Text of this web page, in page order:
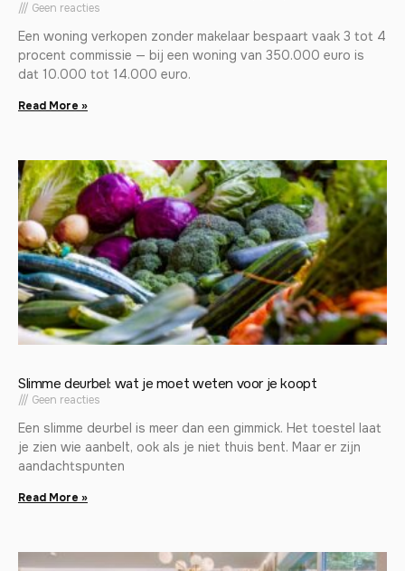
Geen reacties
Een woning verkopen zonder makelaar bespaart vaak 3 tot 4
procent commissie — bij een woning van 350.000 euro is
dat 10.000 tot 14.000 euro.
Read More »
Slimme deurbel: wat je moet weten voor je koopt
Geen reacties
Een slimme deurbel is meer dan een gimmick. Het toestel laat
je zien wie aanbelt, ook als je niet thuis bent. Maar er zijn
aandachtspunten
Read More »